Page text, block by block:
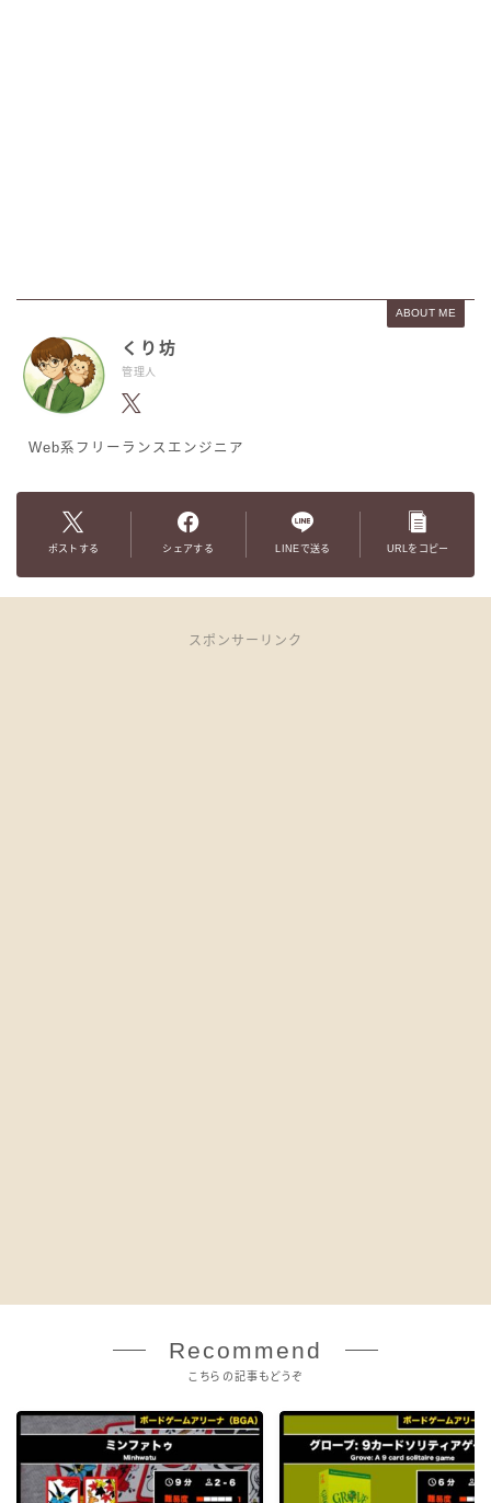
ABOUT ME
くり坊
管理人
Web系フリーランスエンジニア
ポストする シェアする LINEで送る URLをコピー
スポンサーリンク
Recommend
こちらの記事もどうぞ